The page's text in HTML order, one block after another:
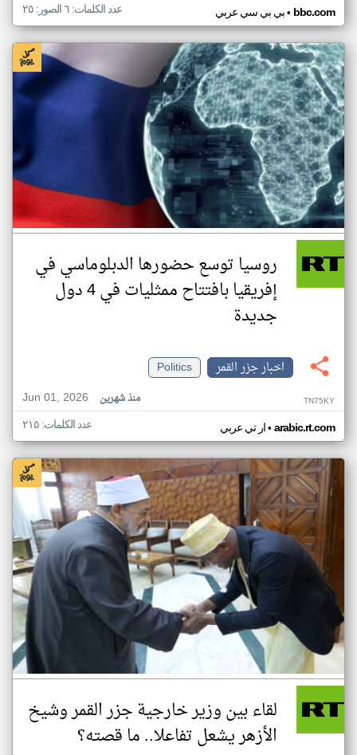
بي بي سي عربي• bbc.com عدد الكلمات: ٦ الصور: ٢٥
روسيا توسع حضورها الدبلوماسي في
إفريقيا بافتتاح ممثليات في 4 دول
جديدة
اخبار جزر القمر
Politics
Jun 01, 2026
منذ شهرين TN75KY
ار تي عربي• arabic.rt.com عدد الكلمات: ٢١٥
لقاء بين وزير خارجية جزر القمر وشيخ
الأزهر يشعل تفاعلا.. ما قصته؟